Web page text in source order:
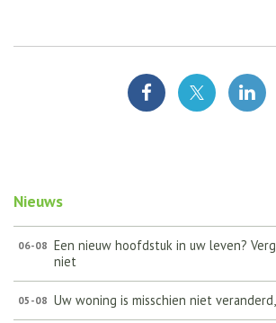
Nieuws
06-08 Een nieuw hoofdstuk in uw leven?
niet
05-08 Uw woning is misschien niet